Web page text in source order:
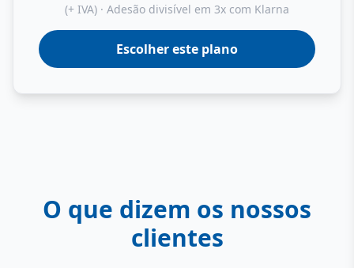
(+ IVA) · Adesão divisível em 3x com Klarna
Escolher este plano
O que dizem os nossos
clientes